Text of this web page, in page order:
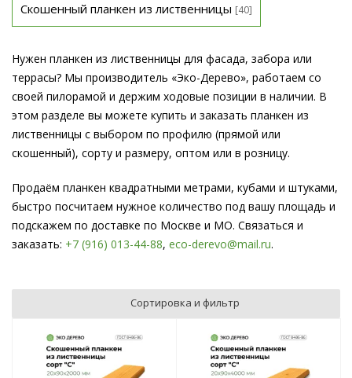
Скошенный планкен из лиственницы [40]
Нужен планкен из лиственницы для фасада, забора или
террасы? Мы производитель «Эко-Дерево», работаем со
своей пилорамой и держим ходовые позиции в наличии. В
этом разделе вы можете купить и заказать планкен из
лиственницы с выбором по профилю (прямой или
скошенный), сорту и размеру, оптом или в розницу.
Продаём планкен квадратными метрами, кубами и штуками,
быстро посчитаем нужное количество под вашу площадь и
подскажем по доставке по Москве и МО. Связаться и
заказать: +7 (916) 013-44-88, eco-derevo@mail.ru.
Сортировка и фильтр